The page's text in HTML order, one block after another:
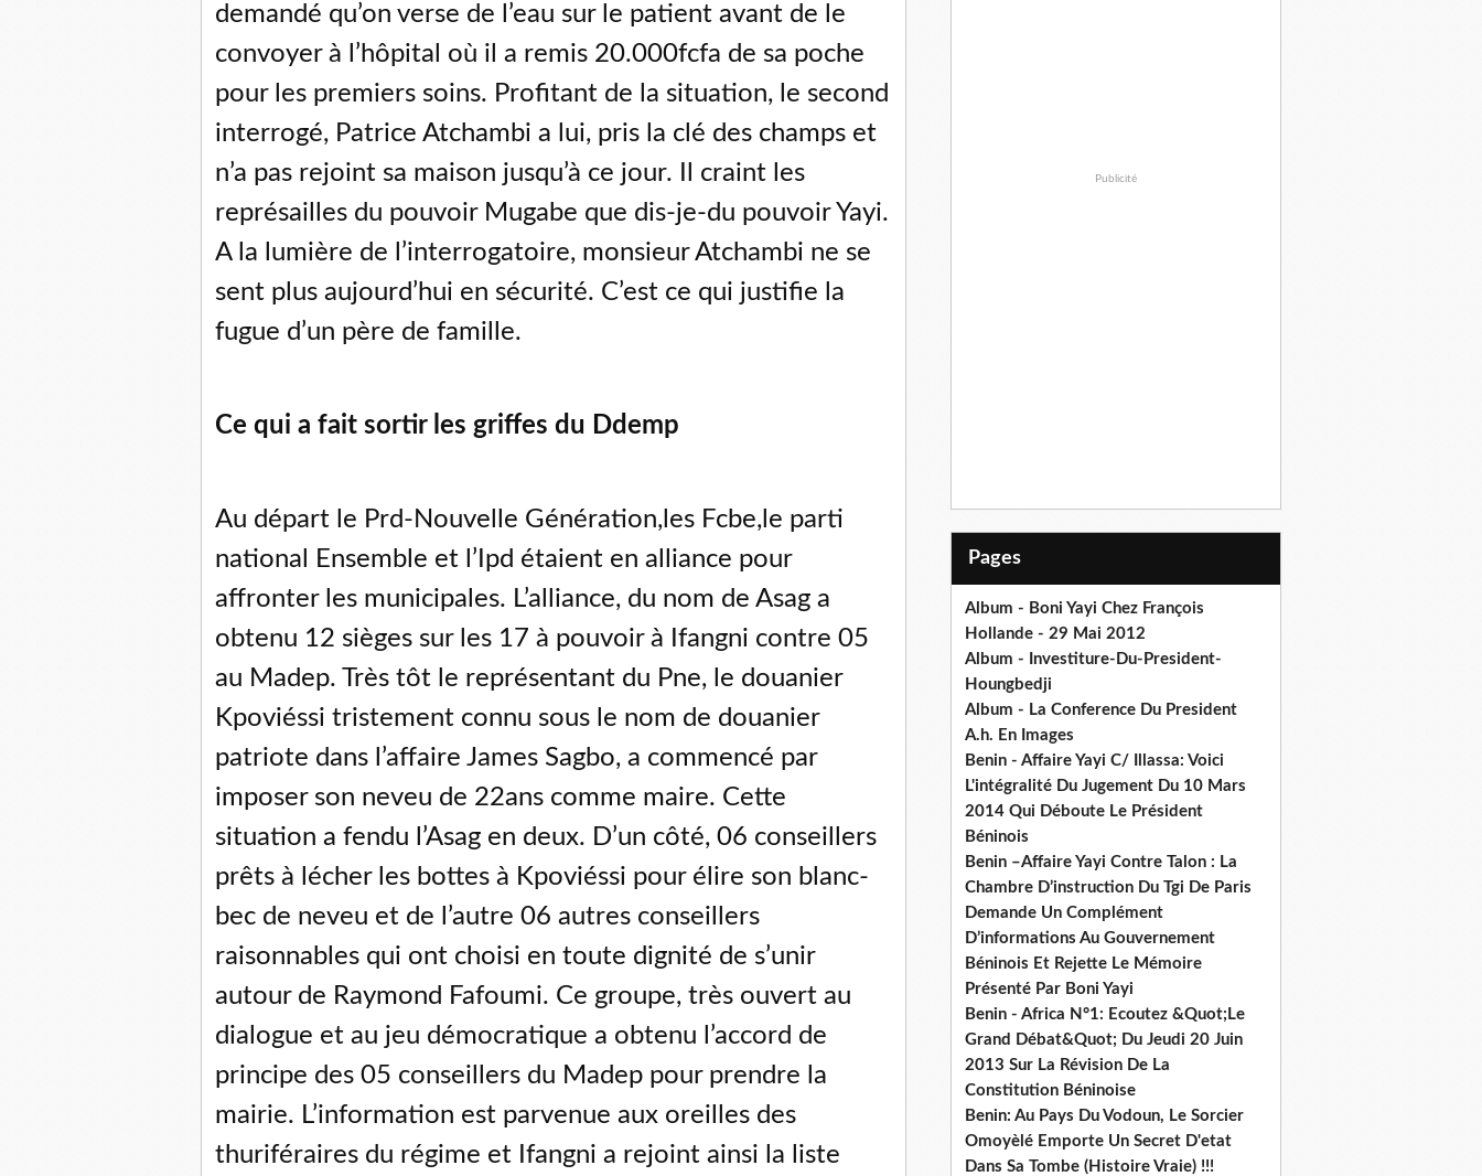
demandé qu’on verse de l’eau sur le patient avant de le
convoyer à l’hôpital où il a remis 20.000fcfa de sa poche
pour les premiers soins. Profitant de la situation, le second
interrogé, Patrice Atchambi a lui, pris la clé des champs et
n’a pas rejoint sa maison jusqu’à ce jour. Il craint les
représailles du pouvoir Mugabe que dis-je-du pouvoir Yayi.
A la lumière de l’interrogatoire, monsieur Atchambi ne se
sent plus aujourd’hui en sécurité. C’est ce qui justifie la
fugue d’un père de famille.
Ce qui a fait sortir les griffes du Ddemp
Au départ le Prd-Nouvelle Génération,les Fcbe,le parti
national Ensemble et l’Ipd étaient en alliance pour
affronter les municipales. L’alliance, du nom de Asag a
obtenu 12 sièges sur les 17 à pouvoir à Ifangni contre 05
au Madep. Très tôt le représentant du Pne, le douanier
Kpoviéssi tristement connu sous le nom de douanier
patriote dans l’affaire James Sagbo, a commencé par
imposer son neveu de 22ans comme maire. Cette
situation a fendu l’Asag en deux. D’un côté, 06 conseillers
prêts à lécher les bottes à Kpoviéssi pour élire son blanc-
bec de neveu et de l’autre 06 autres conseillers
raisonnables qui ont choisi en toute dignité de s’unir
autour de Raymond Fafoumi. Ce groupe, très ouvert au
dialogue et au jeu démocratique a obtenu l’accord de
principe des 05 conseillers du Madep pour prendre la
mairie. L’information est parvenue aux oreilles des
thuriféraires du régime et Ifangni a rejoint ainsi la liste
Publicité
Pages
Album - Boni Yayi Chez François
Hollande - 29 Mai 2012
Album - Investiture-Du-President-
Houngbedji
Album - La Conference Du President
A.h. En Images
Benin - Affaire Yayi C/ Illassa: Voici
L'intégralité Du Jugement Du 10 Mars
2014 Qui Déboute Le Président
Béninois
Benin –Affaire Yayi Contre Talon : La
Chambre D’instruction Du Tgi De Paris
Demande Un Complément
D’informations Au Gouvernement
Béninois Et Rejette Le Mémoire
Présenté Par Boni Yayi
Benin - Africa N°1: Ecoutez &Quot;Le
Grand Débat&Quot; Du Jeudi 20 Juin
2013 Sur La Révision De La
Constitution Béninoise
Benin: Au Pays Du Vodoun, Le Sorcier
Omoyèlé Emporte Un Secret D'etat
Dans Sa Tombe (Histoire Vraie) !!!